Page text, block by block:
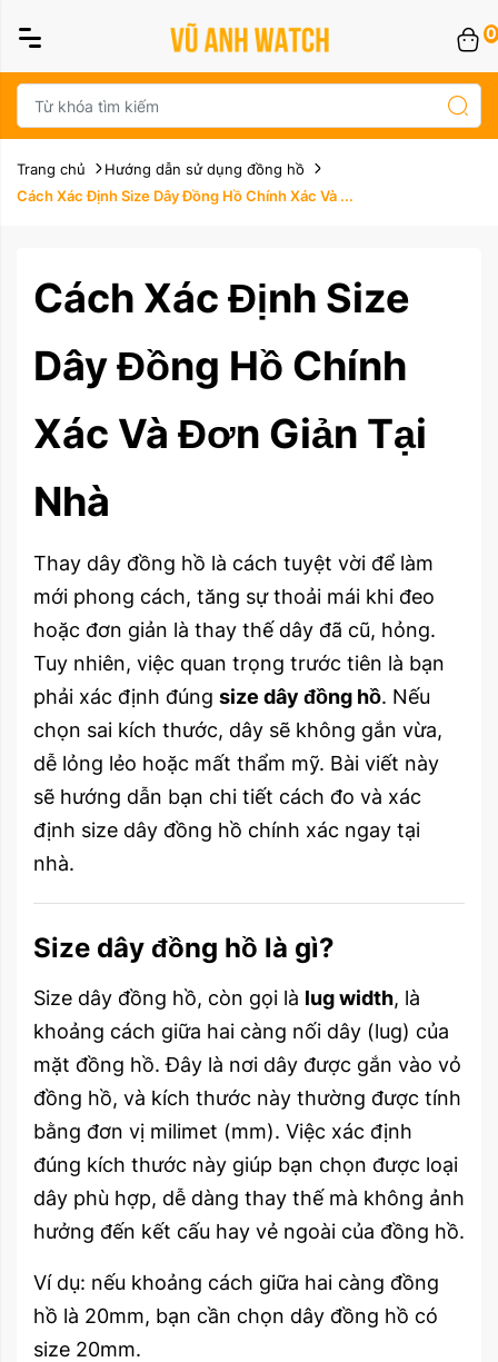
0
Trang chủ
Hướng dẫn sử dụng đồng hồ
Cách Xác Định Size Dây Đồng Hồ Chính Xác Và ...
Cách Xác Định Size
Dây Đồng Hồ Chính
Xác Và Đơn Giản Tại
Nhà
Thay dây đồng hồ là cách tuyệt vời để làm
mới phong cách, tăng sự thoải mái khi đeo
hoặc đơn giản là thay thế dây đã cũ, hỏng.
Tuy nhiên, việc quan trọng trước tiên là bạn
phải xác định đúng size dây đồng hồ. Nếu
chọn sai kích thước, dây sẽ không gắn vừa,
dễ lỏng lẻo hoặc mất thẩm mỹ. Bài viết này
sẽ hướng dẫn bạn chi tiết cách đo và xác
định size dây đồng hồ chính xác ngay tại
nhà.
Size dây đồng hồ là gì?
Size dây đồng hồ, còn gọi là lug width, là
khoảng cách giữa hai càng nối dây (lug) của
mặt đồng hồ. Đây là nơi dây được gắn vào vỏ
đồng hồ, và kích thước này thường được tính
bằng đơn vị milimet (mm). Việc xác định
đúng kích thước này giúp bạn chọn được loại
dây phù hợp, dễ dàng thay thế mà không ảnh
hưởng đến kết cấu hay vẻ ngoài của đồng hồ.
Ví dụ: nếu khoảng cách giữa hai càng đồng
hồ là 20mm, bạn cần chọn dây đồng hồ có
size 20mm.